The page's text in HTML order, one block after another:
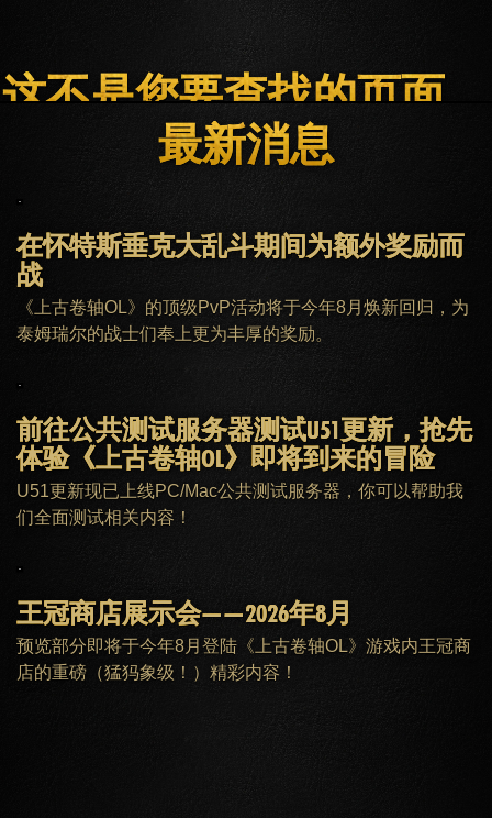
这不是您要查找的页面。
主页 ESO PLUS会员 客服
最新消息
在怀特斯垂克大乱斗期间为额外奖励而
战
《上古卷轴OL》的顶级PvP活动将于今年8月焕新回归，为
泰姆瑞尔的战士们奉上更为丰厚的奖励。
前往公共测试服务器测试U51更新，抢先
体验《上古卷轴OL》即将到来的冒险
U51更新现已上线PC/Mac公共测试服务器，你可以帮助我
们全面测试相关内容！
王冠商店展示会——2026年8月
预览部分即将于今年8月登陆《上古卷轴OL》游戏内王冠商
店的重磅（猛犸象级！）精彩内容！